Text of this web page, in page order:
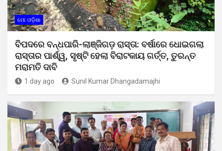
ମୋ ଓଡ଼ିଶା
ବିପଦରେ ବନ୍ଧପାରି-ଲାଞ୍ଜିଗଡ଼ ରାସ୍ତା: ବର୍ଷାରେ ଧୋଇଗଲା
ରାସ୍ତାର ପାର୍ଶ୍ୱ, ସୃଷ୍ଟି ହେଲା ବିରାଟକାୟ ଗର୍ତ୍ତ, ତୁରନ୍ତ
ମରାମତି ଦାବି
1 day ago Sunil Kumar Dhangadamajhi